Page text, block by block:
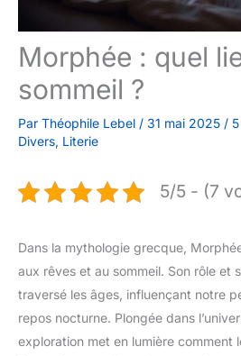
Morphée : quel
sommeil ?
Par Théophile Lebel / 31 mai 2025 /
Divers, Literie
5/5 - (7
Dans la mythologie grecque,
aux rêves et au sommeil. Son rôle et
traversé les âges, influençant notre
repos nocturne. Plongée dans
exploration met en lumière comment